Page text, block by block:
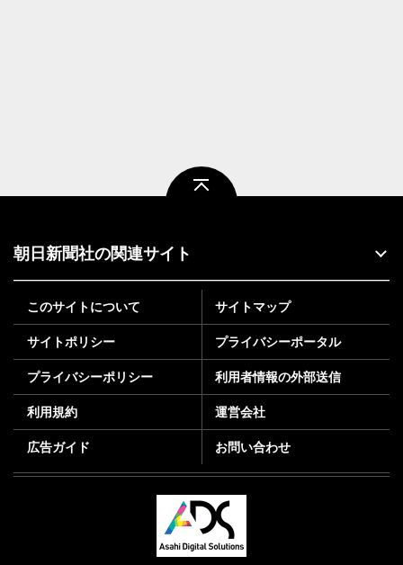
朝日新聞社の関連サイト
このサイトについて サイトマップ
サイトポリシー プライバシーポータル
プライバシーポリシー 利用者情報の外部送信
利用規約 運営会社
広告ガイド お問い合わせ